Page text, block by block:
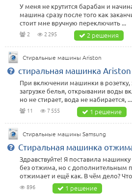
У меня не крутится барабан и
машина сразу после того как
стоит мне вручную переключить ...
2 2 295 2 решения
Стиральные машины Ariston
стиральная машинка Ariston
При включении машинки в розетку,
загрузке белья, открывании воды
но не стирает, вода не набирается, ...
11 7 555 1 решение
Стиральные машины Samsung
Стиральная машинка
Здравствуйте! Я поставила машинку
без отжима, но с дополнительным
отжимает и ещё как. В чём дело?
896 1 решение